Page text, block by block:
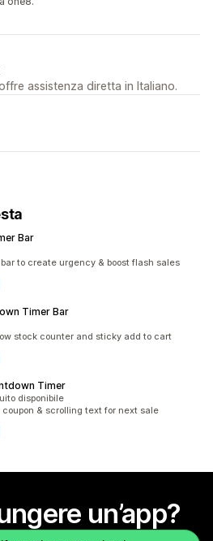
assistenza diretta in Italiano.
Bar
to create urgency & boost flash sales
Timer Bar
stock counter and sticky add to cart
Timer
disponibile
& scrolling text for next sale
un’app?